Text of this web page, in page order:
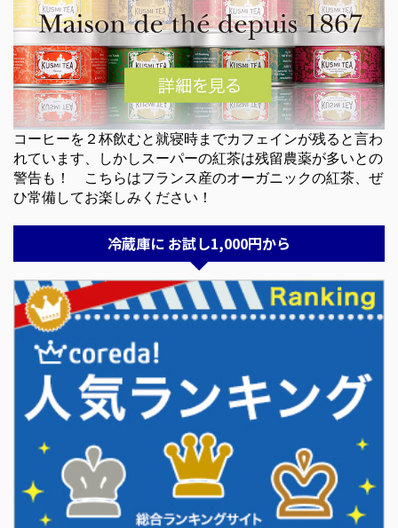
コーヒーを２杯飲むと就寝時までカフェインが残ると言わ
れています、しかしスーパーの紅茶は残留農薬が多いとの
警告も！ こちらはフランス産のオーガニックの紅茶、ぜ
ひ常備してお楽しみください！
冷蔵庫に お試し1,000円から